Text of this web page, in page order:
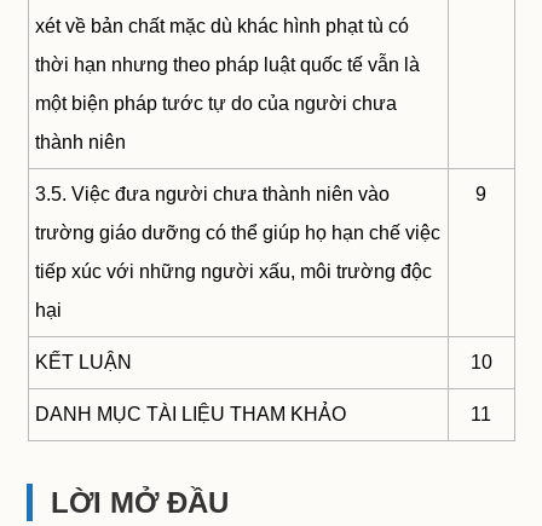
xét về bản chất mặc dù khác hình phạt tù có
thời hạn nhưng theo pháp luật quốc tế vẫn là
một biện pháp tước tự do của người chưa
thành niên
3.5. Việc đưa người chưa thành niên vào
trường giáo dưỡng có thể giúp họ hạn chế việc
tiếp xúc với những người xấu, môi trường độc
hại
9
KẾT LUẬN 10
DANH MỤC TÀI LIỆU THAM KHẢO 11
LỜI MỞ ĐẦU